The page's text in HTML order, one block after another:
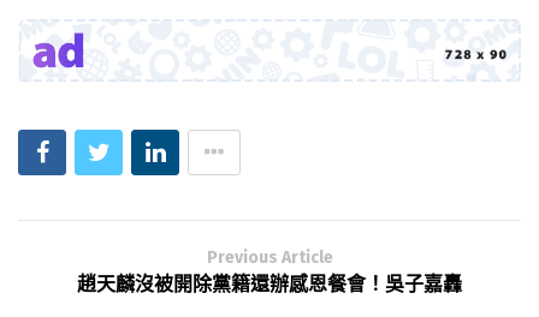
Previous Article
趙天麟沒被開除黨籍還辦感恩餐會！吳子嘉轟